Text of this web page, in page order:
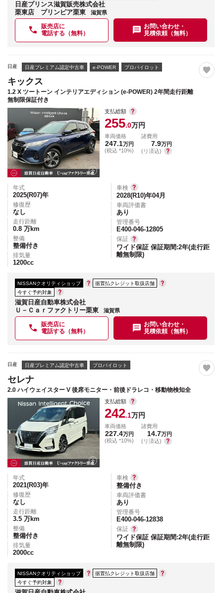
日産プリンス滋賀販売株式会社
栗東店 プリンピア栗東
滋賀県
販売店に
電話する（無料）
お問い合わせ・
見積依頼（無料）
日産 日産プレミアム認定中古車 e-POWER プロパイロット
キックス
1.2 X ツートーン インテリアエディション (e-POWER) 2年間走行距離
無制限保証付き
支払総額
255.0万円
車両価格
247.1万円
(税込 *10%)
諸費用
7.9万円
(リ済込)
年式
2025(R07)年
修復歴
なし
走行距離
0.8 万km
整備
整備付き
排気量
1200cc
車検
2028(R10)年04月
車両評価書
あり
管理番号
E400-046-12805
保証
ワイド保証 保証期間:2年(走行距
離無制限)
NISSANクオリティショップ
据置払クレジット取扱店舗
今すぐ予約対象
滋賀日産自動車株式会社
Ｕ－Ｃａｒファクトリー栗東
滋賀県
販売店に
電話する（無料）
お問い合わせ・
見積依頼（無料）
日産 日産プレミアム認定中古車 プロパイロット
セレナ
2.0 ハイウェイスター V 後席モニター・前後ドラレコ・移動物検知全
支払総額
242.1万円
車両価格
227.4万円
(税込 *10%)
諸費用
14.7万円
(リ済込)
年式
2021(R03)年
修復歴
なし
走行距離
3.5 万km
整備
整備付き
排気量
2000cc
車検
整備付き
車両評価書
あり
管理番号
E400-046-12838
保証
ワイド保証 保証期間:2年(走行距
離無制限)
NISSANクオリティショップ
据置払クレジット取扱店舗
今すぐ予約対象